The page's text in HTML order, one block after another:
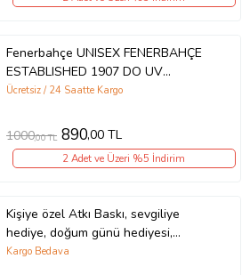
Fenerbahçe UNISEX FENERBAHÇE
ESTABLISHED 1907 DO UV
Hediyelik Kutu (Sarı-Lacivert)
Ücretsiz / 24 Saatte Kargo
1000,00 TL 890,00 TL
2 Adet ve Üzeri %5 İndirim
Kişiye özel Atkı Baskı, sevgiliye
hediye, doğum günü hediyesi,
arkadaş hediyesi atkı
Kargo Bedava